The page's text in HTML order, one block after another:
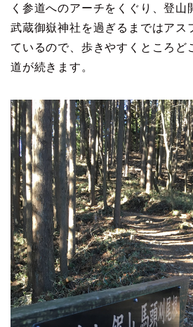
く参道へのアーチをくぐり、登山
武蔵御嶽神社を過ぎるまではアス
ているので、歩きやすくところど
道が続きます。